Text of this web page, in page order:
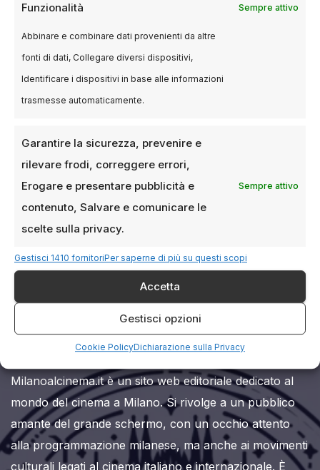
Funzionalità Sempre attivo
Abbinare e combinare dati provenienti da altre
fonti di dati, Collegare diversi dispositivi,
Identificare i dispositivi in base alle informazioni
trasmesse automaticamente.
Garantire la sicurezza, prevenire e
rilevare frodi, correggere errori,
Erogare e presentare pubblicità e
contenuto, Salvare e comunicare le
scelte sulla privacy.
Sempre attivo
Gestisci 1410 fornitoriPer saperne di più su questi scopi
Accetta
Gestisci opzioni
Cookie PolicyDichiarazione sulla Privacy
Disponibili i bandi MEDIA 2026:
oltre 150 milioni per audiovisivo,
cinema e informazione
13 DICEMBRE 2025 LUCA TALOTTA
Il programma Europa Creativa apre ufficialmente
delle più importanti tornate di finanziamenti…
Milanoalcinema.it
Milanoalcinema.it è un sito web editoriale dedicato al
mondo del cinema a Milano. Si rivolge a un pubblico
amante del grande schermo, con un occhio attento
alla programmazione milanese, ma anche ai movimenti
culturali legati al cinema italiano e internazionale. È